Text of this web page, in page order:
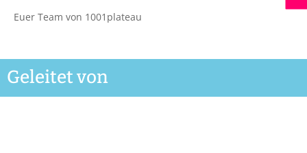
Euer Team von 1001plateau
Geleitet von